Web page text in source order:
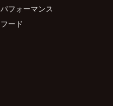
パフォーマンス
フード